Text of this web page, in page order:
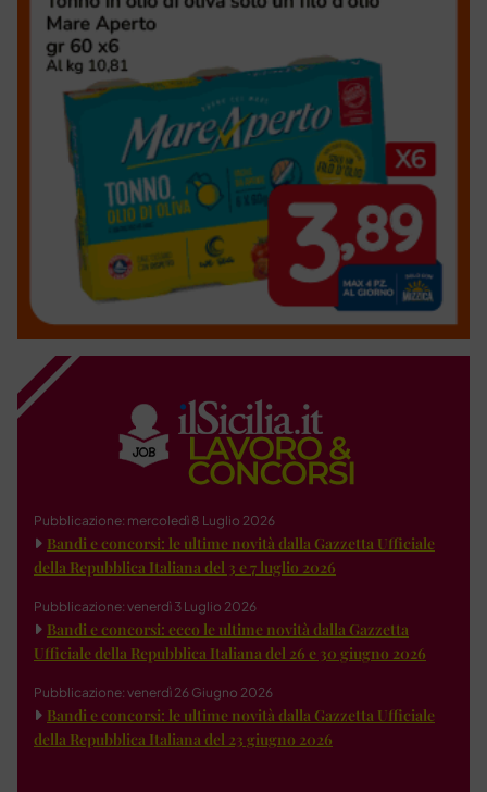
Pubblicazione: mercoledì 8 Luglio 2026
Bandi e concorsi: le ultime novità dalla Gazzetta Ufficiale
della Repubblica Italiana del 3 e 7 luglio 2026
Pubblicazione: venerdì 3 Luglio 2026
Bandi e concorsi: ecco le ultime novità dalla Gazzetta
Ufficiale della Repubblica Italiana del 26 e 30 giugno 2026
Pubblicazione: venerdì 26 Giugno 2026
Bandi e concorsi: le ultime novità dalla Gazzetta Ufficiale
della Repubblica Italiana del 23 giugno 2026